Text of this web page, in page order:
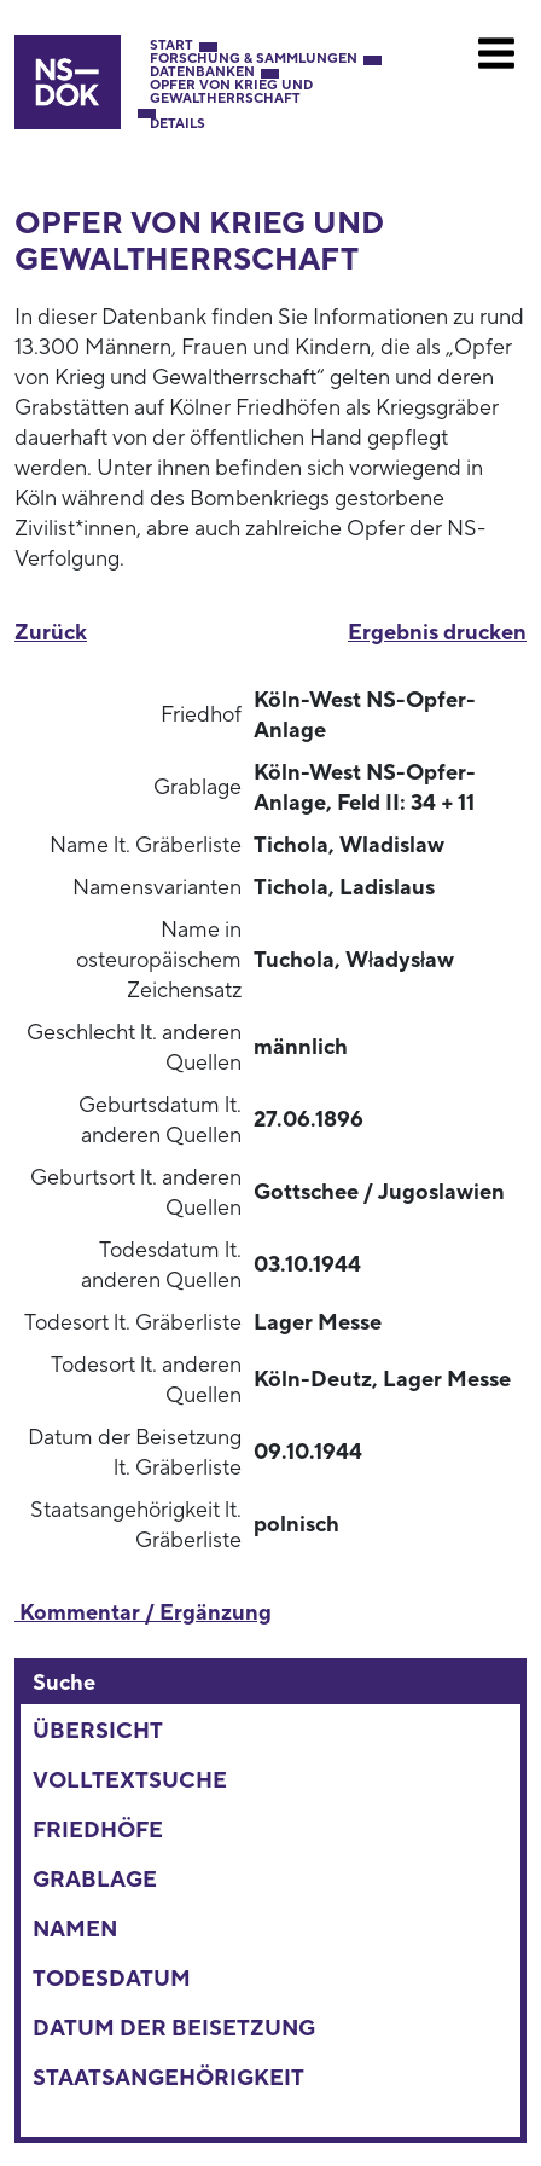
START
FORSCHUNG & SAMMLUNGEN
DATENBANKEN
OPFER VON KRIEG UND
GEWALTHERRSCHAFT
DETAILS
OPFER VON KRIEG UND
GEWALTHERRSCHAFT
In dieser Datenbank finden Sie Informationen zu rund
13.300 Männern, Frauen und Kindern, die als „Opfer
von Krieg und Gewaltherrschaft“ gelten und deren
Grabstätten auf Kölner Friedhöfen als Kriegsgräber
dauerhaft von der öffentlichen Hand gepflegt
werden. Unter ihnen befinden sich vorwiegend in
Köln während des Bombenkriegs gestorbene
Zivilist*innen, abre auch zahlreiche Opfer der NS-
Verfolgung.
Ergebnis drucken
Zurück
Friedhof
Köln-West NS-Opfer-
Anlage
Grablage
Köln-West NS-Opfer-
Anlage, Feld II: 34 + 11
Name lt. Gräberliste Tichola, Wladislaw
Namensvarianten Tichola, Ladislaus
Name in
osteuropäischem
Zeichensatz
Tuchola, Władysław
Geschlecht lt. anderen
Quellen
männlich
Geburtsdatum lt.
anderen Quellen
27.06.1896
Geburtsort lt. anderen
Quellen
Gottschee / Jugoslawien
Todesdatum lt.
anderen Quellen
03.10.1944
Todesort lt. Gräberliste Lager Messe
Todesort lt. anderen
Quellen
Köln-Deutz, Lager Messe
Datum der Beisetzung
lt. Gräberliste
09.10.1944
Staatsangehörigkeit lt.
Gräberliste
polnisch
Kommentar / Ergänzung
Suche
ÜBERSICHT
VOLLTEXTSUCHE
FRIEDHÖFE
GRABLAGE
NAMEN
TODESDATUM
DATUM DER BEISETZUNG
STAATSANGEHÖRIGKEIT